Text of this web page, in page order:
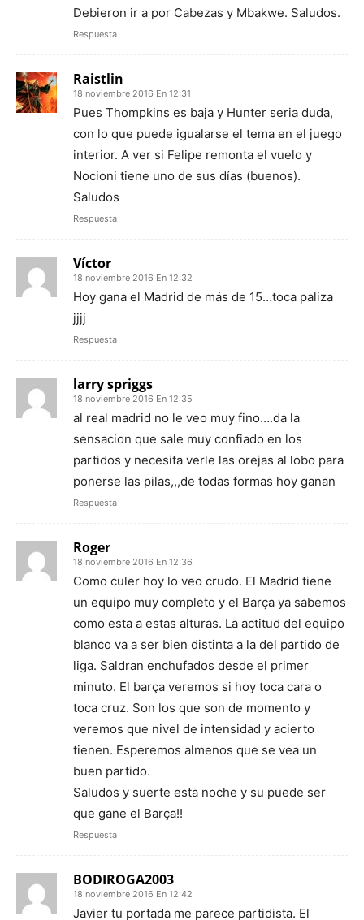
Debieron ir a por Cabezas y Mbakwe. Saludos.
Respuesta
Raistlin
18 noviembre 2016 En 12:31
Pues Thompkins es baja y Hunter seria duda,
con lo que puede igualarse el tema en el juego
interior. A ver si Felipe remonta el vuelo y
Nocioni tiene uno de sus días (buenos).
Saludos
Respuesta
Víctor
18 noviembre 2016 En 12:32
Hoy gana el Madrid de más de 15…toca paliza
jjjj
Respuesta
larry spriggs
18 noviembre 2016 En 12:35
al real madrid no le veo muy fino….da la
sensacion que sale muy confiado en los
partidos y necesita verle las orejas al lobo para
ponerse las pilas,,,de todas formas hoy ganan
Respuesta
Roger
18 noviembre 2016 En 12:36
Como culer hoy lo veo crudo. El Madrid tiene
un equipo muy completo y el Barça ya sabemos
como esta a estas alturas. La actitud del equipo
blanco va a ser bien distinta a la del partido de
liga. Saldran enchufados desde el primer
minuto. El barça veremos si hoy toca cara o
toca cruz. Son los que son de momento y
veremos que nivel de intensidad y acierto
tienen. Esperemos almenos que se vea un
buen partido.
Saludos y suerte esta noche y su puede ser
que gane el Barça!!
Respuesta
BODIROGA2003
18 noviembre 2016 En 12:42
Javier tu portada me parece partidista. El